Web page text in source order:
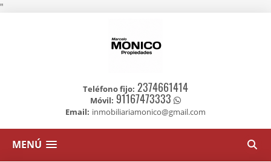
"
Teléfono fijo: 2374661414
Móvil: 91167473333
Email: inmobiliariamonico@gmail.com
MENÚ